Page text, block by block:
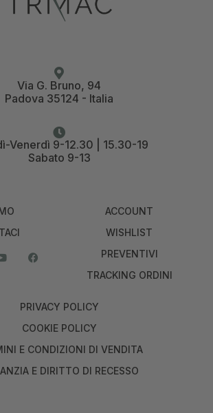
Via G. Bruno, 94
Padova 35124 - Italia
Venerdì 9-12.30 | 15.30-19
Sabato 9-13
ACCOUNT
WISHLIST
PREVENTIVI
TRACKING ORDINI
PRIVACY POLICY
COOKIE POLICY
E CONDIZIONI DI VENDITA
E DIRITTO DI RECESSO